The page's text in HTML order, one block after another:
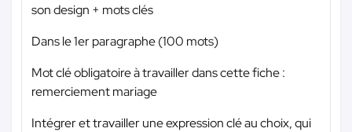
son design + mots clés
Dans le 1er paragraphe (100 mots)
Mot clé obligatoire à travailler dans cette fiche :
remerciement mariage
Intégrer et travailler une expression clé au choix, qui